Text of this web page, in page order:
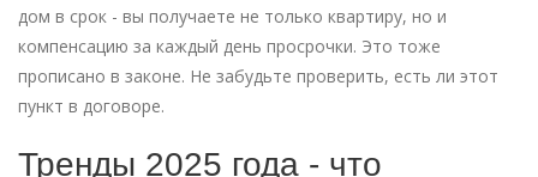
дом в срок - вы получаете не только квартиру, но и
компенсацию за каждый день просрочки. Это тоже
прописано в законе. Не забудьте проверить, есть ли этот
пункт в договоре.
Тренды 2025 года - что